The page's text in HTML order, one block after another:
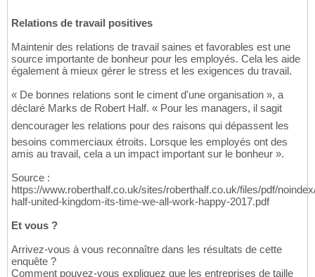
Relations de travail positives
Maintenir des relations de travail saines et favorables est une
source importante de bonheur pour les employés. Cela les aide
également à mieux gérer le stress et les exigences du travail.
« De bonnes relations sont le ciment d'une organisation », a
déclaré Marks de Robert Half. « Pour les managers, il sagit
dencourager les relations pour des raisons qui dépassent les
besoins commerciaux étroits. Lorsque les employés ont des
amis au travail, cela a un impact important sur le bonheur ».
Source :
https://www.roberthalf.co.uk/sites/roberthalf.co.uk/files/pdf/
half-united-kingdom-its-time-we-all-work-happy-2017.pdf
Et vous ?
Arrivez-vous à vous reconnaître dans les résultats de cette
enquête ?
Comment pouvez-vous expliquez que les entreprises de taille